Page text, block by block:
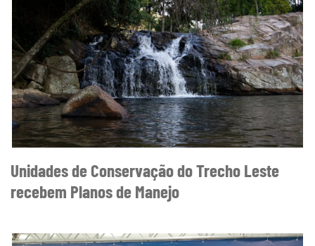
Unidades de Conservação do Trecho Leste
recebem Planos de Manejo